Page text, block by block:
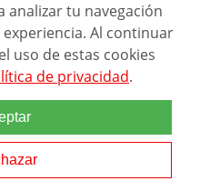
tu navegación
Al continuar
uso de estas cookies
de privacidad.